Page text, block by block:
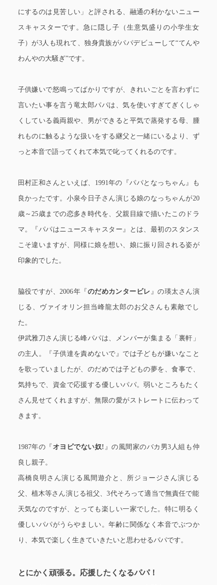
にするのは見苦しい」と評される、融通の利かないニュー
スキャスターです。急に隠し子（生意気盛りの小学生女
子）が3人も現れて、独身貴族がパパデビューして“てんや
わんやの大騒ぎ”です。
子供嫌いで怒鳴ってばかりですが、きれいごとを言わずに
言いたい事を言う竜太郎パパは、気を使いすぎてぎくしゃ
くしている義両親や、男ができると平気で蒸発する母、腫
れものに触るような扱いをする継父と一緒にいるより、ず
っと本音で語ってくれて本気で叱ってくれるのです。
田村正和さんといえば、1991年の『パパとなっちゃん』も
良かったです。小泉今日子さん演じる娘のなっちゃんが20
歳～25歳までの恋多き時代を、父親目線で描いたこのドラ
マ。『パパはニュースキャスター』とは、最初のスタンス
こそ違いますが、同様に娘を想い、娘に振り回される姿が
印象的でした。
脇役ですが、2006年『 のだめカンタービレ 』の瑛太さん演
じる、ヴァイオリン担当峰龍太郎のお父さんも素敵でし
た。
伊武雅刀さん演じる峰パパは、メンバーが集まる「裏軒」
の主人。『子供達を責めないで』では子どもが嫌いなこと
を歌っていましたが、のだめでは子どもの夢を、食事で、
気持ちで、資金で応援する優しいパパ。弱いところもたく
さん見せてくれますが、無限の愛がストレートに伝わって
きます。
1987年の『 オヨビでない奴! 』の風間家のバカ男3人組も仲
良し親子。
高橋良明さん演じる風間遊介と、所ジョージさん演じる
父、植木等さん演じる祖父、3代そろって適当で無責任で能
天気なのですが、とっても楽しい一家でした。特に明るく
優しいパパがうらやましい。年齢に関係なく本音でぶつか
り、本気で楽しく生きていきたいと思わせるパパです。
とにかく頑張る。応援したくなるパパ！